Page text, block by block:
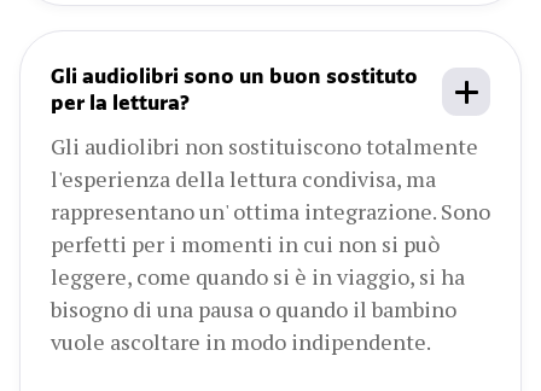
Gli audiolibri sono un buon sostituto
per la lettura?
Gli audiolibri non sostituiscono totalmente
l'esperienza della lettura condivisa, ma
rappresentano un' ottima integrazione. Sono
perfetti per i momenti in cui non si può
leggere, come quando si è in viaggio, si ha
bisogno di una pausa o quando il bambino
vuole ascoltare in modo indipendente.